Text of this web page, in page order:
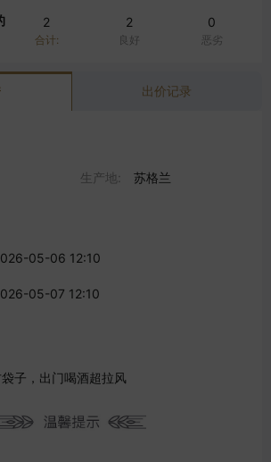
2
合计:
2
良好
0
恶劣
出价记录
生产地: 苏格兰
05-06 12:10
05-07 12:10
子，出门喝酒超拉风